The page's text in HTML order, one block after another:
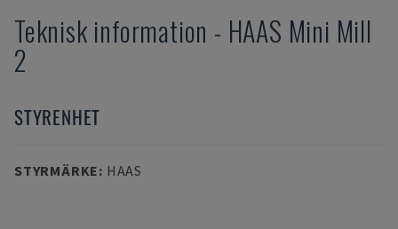
Teknisk information - HAAS Mini Mill
2
STYRENHET
STYRMÄRKE: HAAS